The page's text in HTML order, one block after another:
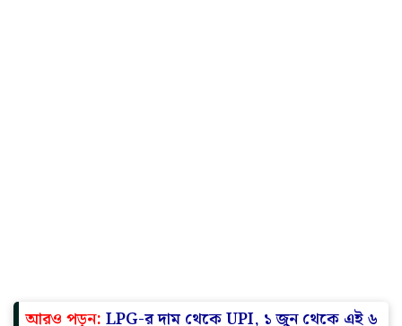
আরও পড়ুন: LPG-র দাম থেকে UPI, ১ জুন থেকে এই ৬